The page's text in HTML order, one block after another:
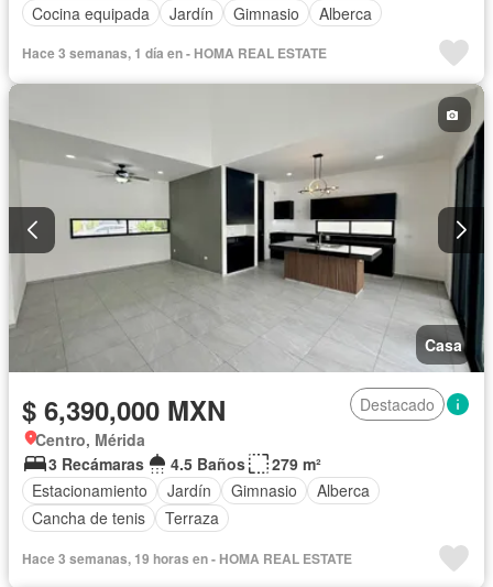
Cocina equipada
Jardín Gimnasio Alberca
Hace 3 semanas, 1 día en - HOMA REAL ESTATE
Casa
$ 6,390,000 MXN
Destacado
Centro, Mérida
3 Recámaras
4.5 Baños
279 m²
Estacionamiento
Jardín Gimnasio
Alberca
Cancha de tenis
Terraza
Hace 3 semanas, 19 horas en - HOMA REAL ESTATE